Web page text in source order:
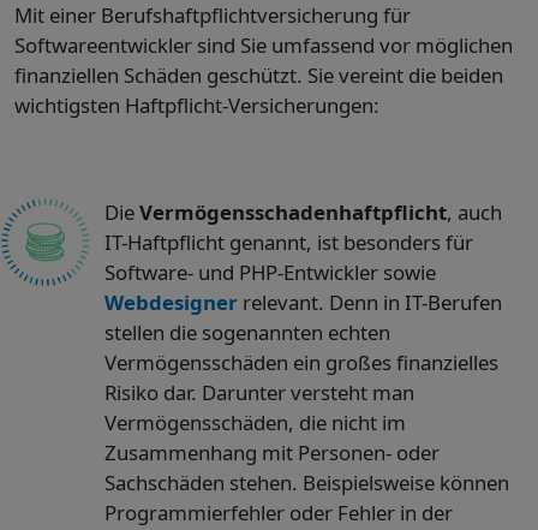
Mit einer Berufshaftpflichtversicherung für
Softwareentwickler sind Sie umfassend vor möglichen
finanziellen Schäden geschützt. Sie vereint die beiden
wichtigsten Haftpflicht-Versicherungen:
DieVermögensschadenhaftpflicht, auch
IT-Haftpflicht genannt, ist besonders für
Software- und PHP-Entwickler sowie
Webdesignerrelevant. Denn in IT-Berufen
stellen die sogenannten echten
Vermögensschäden ein großes finanzielles
Risiko dar. Darunter versteht man
Vermögensschäden, die nicht im
Zusammenhang mit Personen- oder
Sachschäden stehen. Beispielsweise können
Programmierfehler oder Fehler in der